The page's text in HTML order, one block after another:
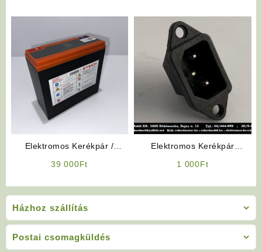
Házhoz szállítás
Postai csomagküldés
Elektromos Kerékpár /
39 000Ft
Elektromos Kerékpár
1 000Ft